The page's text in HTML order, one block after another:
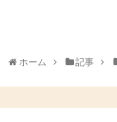
ホーム 記事